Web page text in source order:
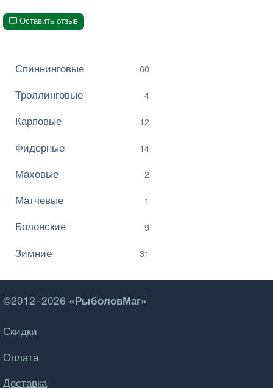
Оставить отзыв
Спиннинговые 60
Троллинговые 4
Карповые 12
Фидерные 14
Маховые 2
Матчевые 1
Болонские 9
Зимние 31
©2012–2026 «РыболовМаг»
Скидки
Оплата
Доставка